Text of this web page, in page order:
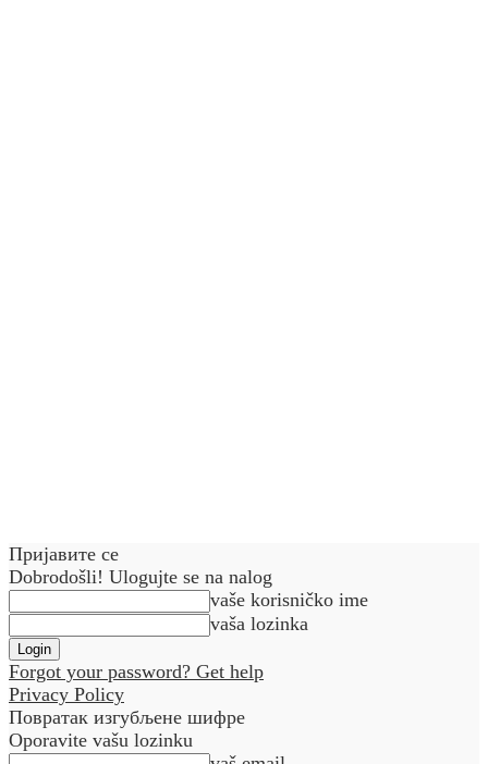
Пријавите се
Dobrodošli! Ulogujte se na nalog
vaše korisničko ime
vaša lozinka
Forgot your password? Get help
Privacy Policy
Повратак изгубљене шифре
Oporavite vašu lozinku